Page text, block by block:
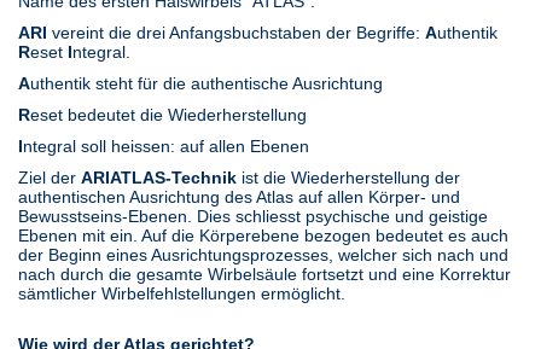
ARI vereint die drei Anfangsbuchstaben der Begriffe: Authentik
Reset Integral.
Authentik steht für die authentische Ausrichtung
Reset bedeutet die Wiederherstellung
Integral soll heissen: auf allen Ebenen
Ziel der ARIATLAS-Technik ist die Wiederherstellung der
authentischen Ausrichtung des Atlas auf allen Körper- und
Bewusstseins-Ebenen. Dies schliesst psychische und geistige
Ebenen mit ein. Auf die Körperebene bezogen bedeutet es auch
der Beginn eines Ausrichtungsprozesses, welcher sich nach und
nach durch die gesamte Wirbelsäule fortsetzt und eine Korrektur
sämtlicher Wirbelfehlstellungen ermöglicht.
Wie wird der Atlas gerichtet?